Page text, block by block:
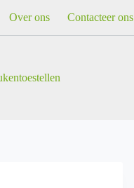
Over ons Contacteer ons